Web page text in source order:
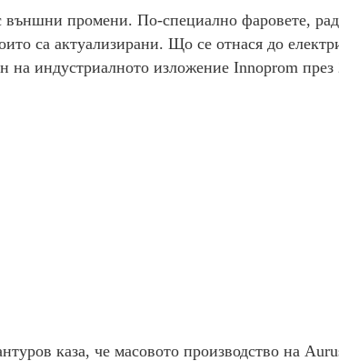
външни промени. По-специално фаровете,
са актуализирани. Що се отнася до
на индустриалното изложение Innoprom през
каза, че масовото производство на